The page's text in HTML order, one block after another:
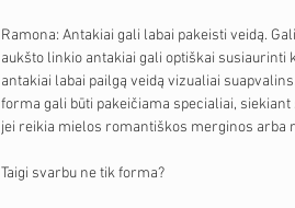
Ramona: Antakiai gali labai pakeisti veidą.
aukšto linkio antakiai gali optiškai
antakiai labai pailgą veidą vizualiai
forma gali būti pakeičiama specialiai,
jei reikia mielos romantiškos merginos arba
Taigi svarbu ne tik forma?